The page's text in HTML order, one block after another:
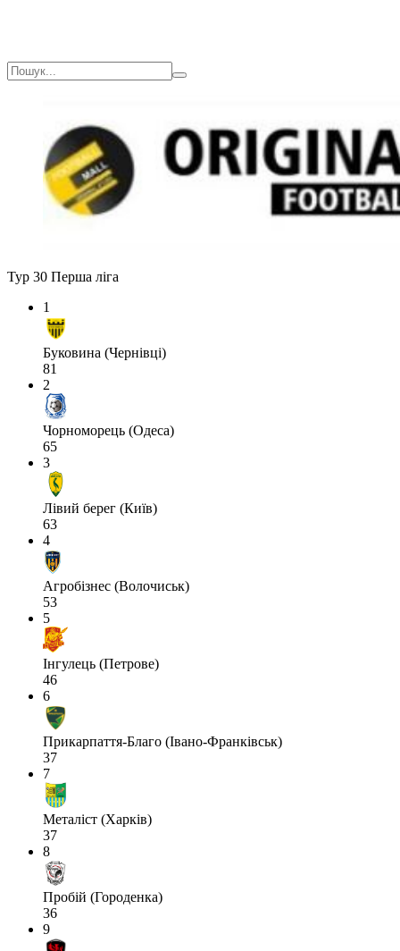
Тур 30 Перша ліга
1
Буковина (Чернівці)
81
2
Чорноморець (Одеса)
65
3
Лівий берег (Київ)
63
4
Агробізнес (Волочиськ)
53
5
Інгулець (Петрове)
46
6
Прикарпаття-Благо (Івано-Франківськ)
37
7
Металіст (Харків)
37
8
Пробій (Городенка)
36
9